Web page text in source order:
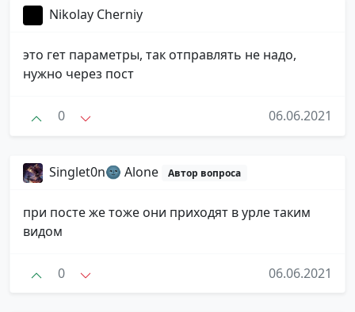
Nikolay Cherniy
это гет параметры, так отправлять не надо,
нужно через пост
0 06.06.2021
Singlet0n🌚 Alone Автор вопроса
при посте же тоже они приходят в урле таким
видом
0 06.06.2021